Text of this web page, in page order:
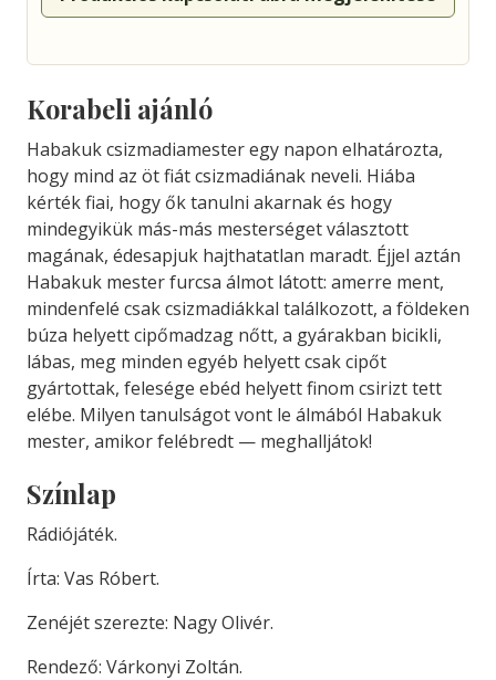
Korabeli ajánló
Habakuk csizmadiamester egy napon elhatározta,
hogy mind az öt fiát csizmadiának neveli. Hiába
kérték fiai, hogy ők tanulni akarnak és hogy
mindegyikük más-más mesterséget választott
magának, édesapjuk hajthatatlan maradt. Éjjel aztán
Habakuk mester furcsa álmot látott: amerre ment,
mindenfelé csak csizmadiákkal találkozott, a földeken
búza helyett cipőmadzag nőtt, a gyárakban bicikli,
lábas, meg minden egyéb helyett csak cipőt
gyártottak, felesége ebéd helyett finom csirizt tett
elébe. Milyen tanulságot vont le álmából Habakuk
mester, amikor felébredt — meghalljátok!
Színlap
Rádiójáték.
Írta: Vas Róbert.
Zenéjét szerezte: Nagy Olivér.
Rendező: Várkonyi Zoltán.